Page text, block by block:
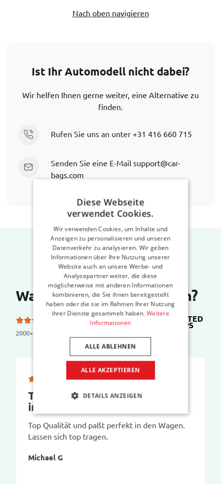
Nach oben navigieren
Ist Ihr Automodell nicht dabei?
Wir helfen Ihnen gerne weiter, eine Alternative zu
finden.
Rufen Sie uns an unter +31 416 660 715
Senden Sie eine E-Mail support@car-
bags.com
Was sagen unsere Kunden?
2000+ reviews
5.0 von 5 Sternen bei TRUSTED
SHOPS
Top Qualität und paßt perfekt
in den…
Top Qualität und paßt perfekt in den Wagen.
Lassen sich top tragen.
Michael G
Diese Webseite
verwendet Cookies.
Wir verwenden Cookies, um Inhalte und
Anzeigen zu personalisieren und unseren
Datenverkehr zu analysieren. Wir geben
Informationen über Ihre Nutzung unserer
Website auch an unsere Werbe- und
Analysepartner weiter, die diese
möglicherweise mit anderen Informationen
kombinieren, die Sie ihnen bereitgestellt
haben oder die sie im Rahmen Ihrer Nutzung
ihrer Dienste gesammelt haben. Weitere
Informationen
ALLE AKZEPTIEREN
ALLE ABLEHNEN
DETAILS ANZEIGEN